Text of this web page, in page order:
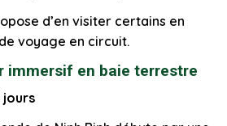
d’en visiter certains en
voyage en circuit.
immersif en baie terrestre
jours